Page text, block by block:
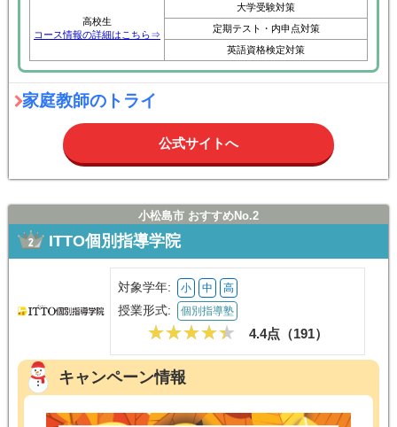
高校生
コース情報の詳細はこちら⇒
大学受験対策
定期テスト・内申点対策
英語資格検定対策
家庭教師のトライ
公式サイトへ
小松島市 おすすめNo.2
ITTO個別指導学院
対象学年: 小 中 高
授業形式: 個別指導塾
4.4点（191）
キャンペーン情報